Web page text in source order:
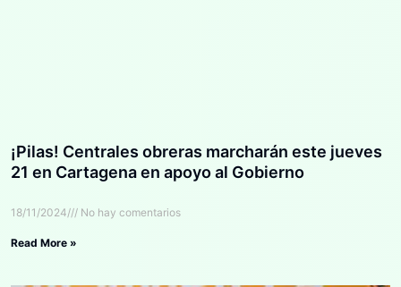
¡Pilas! Centrales obreras marcharán este jueves
21 en Cartagena en apoyo al Gobierno
18/11/2024 No hay comentarios
Read More »